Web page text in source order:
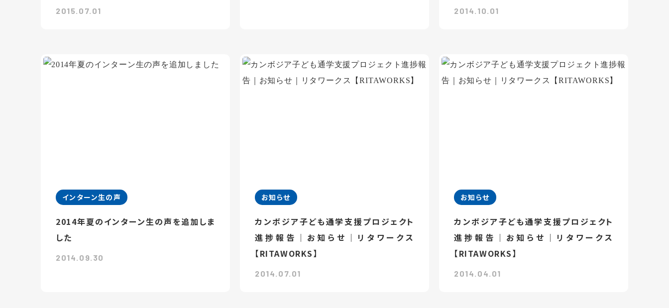
2015.07.01 2014.10.01
インターン生の声
2014年夏のインターン生の声を追加しま
した
2014.09.30
お知らせ
カンボジア子ども通学支援プロジェクト
進捗報告｜お知らせ｜リタワークス
【RITAWORKS】
2014.07.01
お知らせ
カンボジア子ども通学支援プロジェクト
進捗報告｜お知らせ｜リタワークス
【RITAWORKS】
2014.04.01